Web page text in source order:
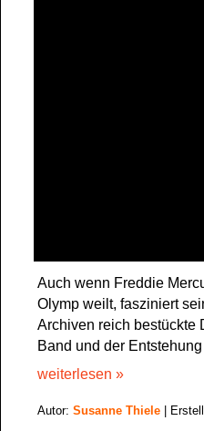
Auch wenn Freddie
Olymp weilt, fasziniert
Archiven reich bestückte
Band und der
weiterlesen »
Autor: Susanne Thiele |